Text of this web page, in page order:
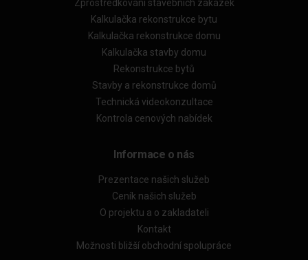
Zprostředkování stavebních zakázek
Kalkulačka rekonstrukce bytu
Kalkulačka rekonstrukce domu
Kalkulačka stavby domu
Rekonstrukce bytů
Stavby a rekonstrukce domů
Technická videokonzultace
Kontrola cenových nabídek
Informace o nás
Prezentace našich služeb
Ceník našich služeb
O projektu a o zakladateli
Kontakt
Možnosti bližší obchodní spolupráce